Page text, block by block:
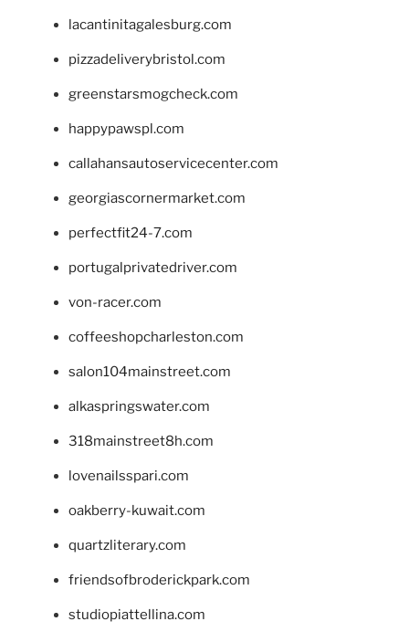
lacantinitagalesburg.com
pizzadeliverybristol.com
greenstarsmogcheck.com
happypawspl.com
callahansautoservicecenter.com
georgiascornermarket.com
perfectfit24-7.com
portugalprivatedriver.com
von-racer.com
coffeeshopcharleston.com
salon104mainstreet.com
alkaspringswater.com
318mainstreet8h.com
lovenailsspari.com
oakberry-kuwait.com
quartzliterary.com
friendsofbroderickpark.com
studiopiattellina.com